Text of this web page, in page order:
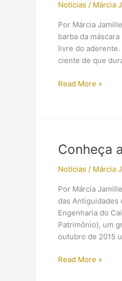
Notícias / Márcia
Por Márcia
barba da
livre do aderente.
ciente de que
Barba
abelha
foi
a
Read More »
Conheça
Notícias / Márcia
Por Márcia
das Antiguidades
Engenharia do
Patrimônio), um
outubro de 2015
Conheça
Read More »